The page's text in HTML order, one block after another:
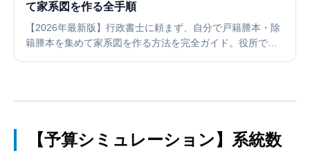
て家系図を作る全手順
【2026年最新版】行政書士に頼まず、自分で戸籍謄本・除
籍謄本を集めて家系図を作る方法を完全ガイド。役所での
【予算シミュレーション】系統数